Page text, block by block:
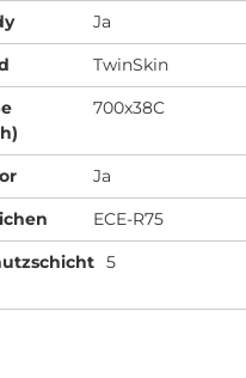
Ja
TwinSkin
700x38C
Ja
ECE-R75
5